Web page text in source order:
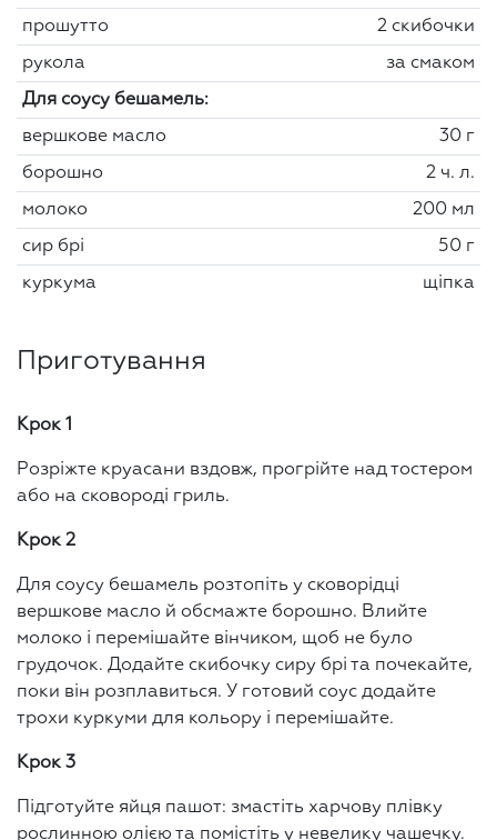
прошутто 2 скибочки
рукола за смаком
Для соусу бешамель:
вершкове масло 30 г
борошно 2 ч. л.
молоко 200 мл
сир брі 50 г
куркума щіпка
Приготування
Крок 1
Розріжте круасани вздовж, прогрійте над тостером
або на сковороді гриль.
Крок 2
Для соусу бешамель розтопіть у сковорідці
вершкове масло й обсмажте борошно. Влийте
молоко і перемішайте вінчиком, щоб не було
грудочок. Додайте скибочку сиру брі та почекайте,
поки він розплавиться. У готовий соус додайте
трохи куркуми для кольору і перемішайте.
Крок 3
Підготуйте яйця пашот: змастіть харчову плівку
рослинною олією та помістіть у невелику чашечку.